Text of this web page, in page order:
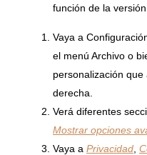
función de la
Vaya a
el menú Archivo o
personalización
derecha.
Verá diferentes
Mostrar opciones
Vaya a Privacidad